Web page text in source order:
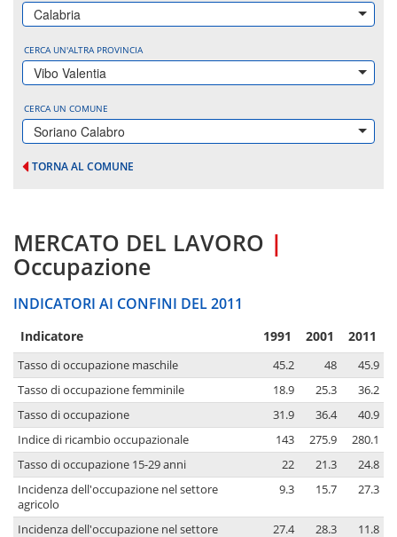
Calabria
CERCA UN'ALTRA PROVINCIA
Vibo Valentia
CERCA UN COMUNE
Soriano Calabro
TORNA AL COMUNE
MERCATO DEL LAVORO |
Occupazione
INDICATORI AI CONFINI DEL 2011
Indicatore 1991 2001 2011
Tasso di occupazione maschile 45.2 48
45.9
Tasso di occupazione femminile
18.9 25.3
36.2
Tasso di occupazione
31.9 36.4
40.9
Indice di ricambio occupazionale
143 275.9
280.1
Tasso di occupazione 15-29 anni
22 21.3
24.8
Incidenza dell'occupazione nel settore
agricolo
9.3 15.7 27.3
Incidenza dell'occupazione nel settore
27.4 28.3 11.8